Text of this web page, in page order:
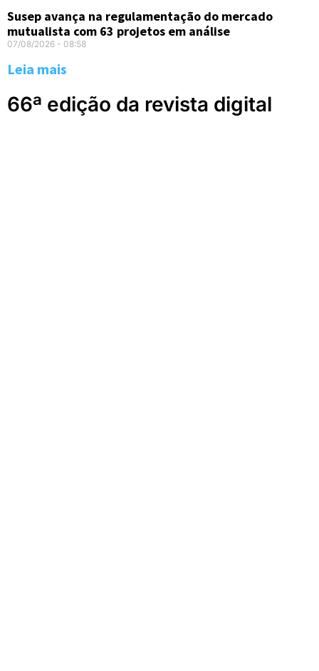
Susep avança na regulamentação do mercado
mutualista com 63 projetos em análise
07/08/2026 08:58
Leia mais
66ª edição da revista digital